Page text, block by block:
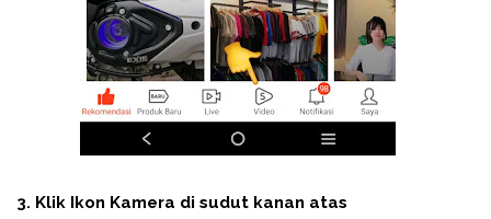
3. Klik Ikon Kamera di sudut kanan atas